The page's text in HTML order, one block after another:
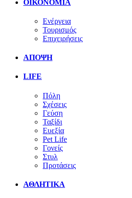
ΟΙΚΟΝΟΜΙΑ
Ενέργεια
Τουρισμός
Επιχειρήσεις
ΑΠΟΨΗ
LIFE
Πόλη
Σχέσεις
Γεύση
Ταξίδι
Ευεξία
Pet Life
Γονείς
Στυλ
Προτάσεις
ΑΘΛΗΤΙΚΑ